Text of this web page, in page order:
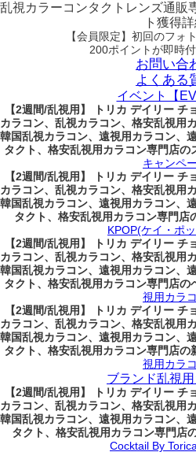
乱視カラーコンタクトレンズ通販
ト獲得
【会員限定】初回のフォ
200ポイントが即時
お問い合
よくある
イベント【
【2週間/乱視用】 トリカ デイリー
カラコン、乱視カラコン、格安乱視用
韓国乱視カラコン、遠視用カラコン、
タクト、格安乱視用カラコン専門店の
キャンペ
【2週間/乱視用】 トリカ デイリー
カラコン、乱視カラコン、格安乱視用
韓国乱視カラコン、遠視用カラコン、
タクト、格安乱視用カラコン専門店
KPOP(ケイ・ポ
【2週間/乱視用】 トリカ デイリー
カラコン、乱視カラコン、格安乱視用
韓国乱視カラコン、遠視用カラコン、
タクト、格安乱視用カラコン専門店の
視用カラ
【2週間/乱視用】 トリカ デイリー
カラコン、乱視カラコン、格安乱視用
韓国乱視カラコン、遠視用カラコン、
タクト、格安乱視用カラコン専門店の
視用カラ
ブランド乱視
【2週間/乱視用】 トリカ デイリー
カラコン、乱視カラコン、格安乱視用
韓国乱視カラコン、遠視用カラコン、
タクト、格安乱視用カラコン専門
Cocktail By